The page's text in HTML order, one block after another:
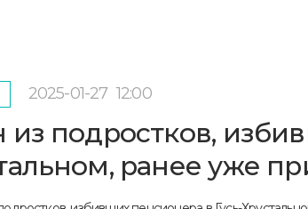
2025-01-27 12:00
подростков,
ранее уже